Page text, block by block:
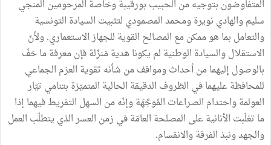
المتفاوضون بتوجيهمن الحبيب بورقيبةوخاصة المرحومين المنجي
سليموالهادي نويرةومحمدالمصمودي لتثبيت السيادة التونسية
والتعامل بما هوممكنمع المصالح القوية للجهازالاستعماري.ولأنّ
الاستقلالوالسيادة الوطنية لم يكونا هديةمَنزّلةفإنمعرفةماحَفّ
بالوصول إليهمامنأحداثومواقفمن شأنه تقوية العزم الجماعي
للمحافظةعليهمافي الظروف الدقيقة الحالية المتميّزة بتنامي تيّار
العولمةواحتدام الصراعات المُوجَّهَةوإنّهمن السهل التفريطفيهما إذا
ما تغلّبت الأنانيةعلى المصلحة العامّةفي زمن العسرالذي يتطلّب العمل
والجهدونبذالفرقةوالانقسام.